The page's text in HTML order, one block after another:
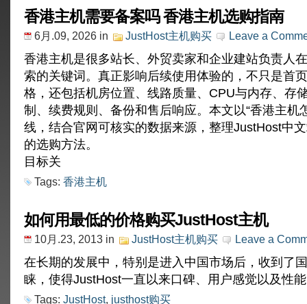
选？
从
入
门
博
客
到
企
业
站
的
方
香港主机需要备案吗 香港主机选购指南
6月.09, 2026 in JustHost主机购买 Leave a
香港主机是很多站长、外贸卖家和企业建站负责人
索的关键词。真正影响后续使用体验的，不只是首
格，还包括机房位置、线路质量、CPU与内存、存
制、续费规则、备份和售后响应。本文以“香港主机
线，结合官网可核实的数据来源，整理JustHost中
的选购方法。
目标关
Tags: 香港主机
如何用最低的价格购买JustHost主机
10月.23, 2013 in JustHost主机购买 Leave a
在长期的发展中，特别是进入中国市场后，收到了
睐，使得JustHost一直以来口碑、用户感觉以及性
Tags: JustHost, justhost购买